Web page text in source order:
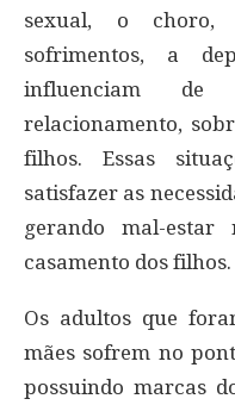
sexual, o choro,
sofrimentos, a
influenciam de
relacionamento,
filhos. Essas
satisfazer as
gerando mal-
casamento dos filhos.
Os adultos que
mães sofrem no
possuindo marcas